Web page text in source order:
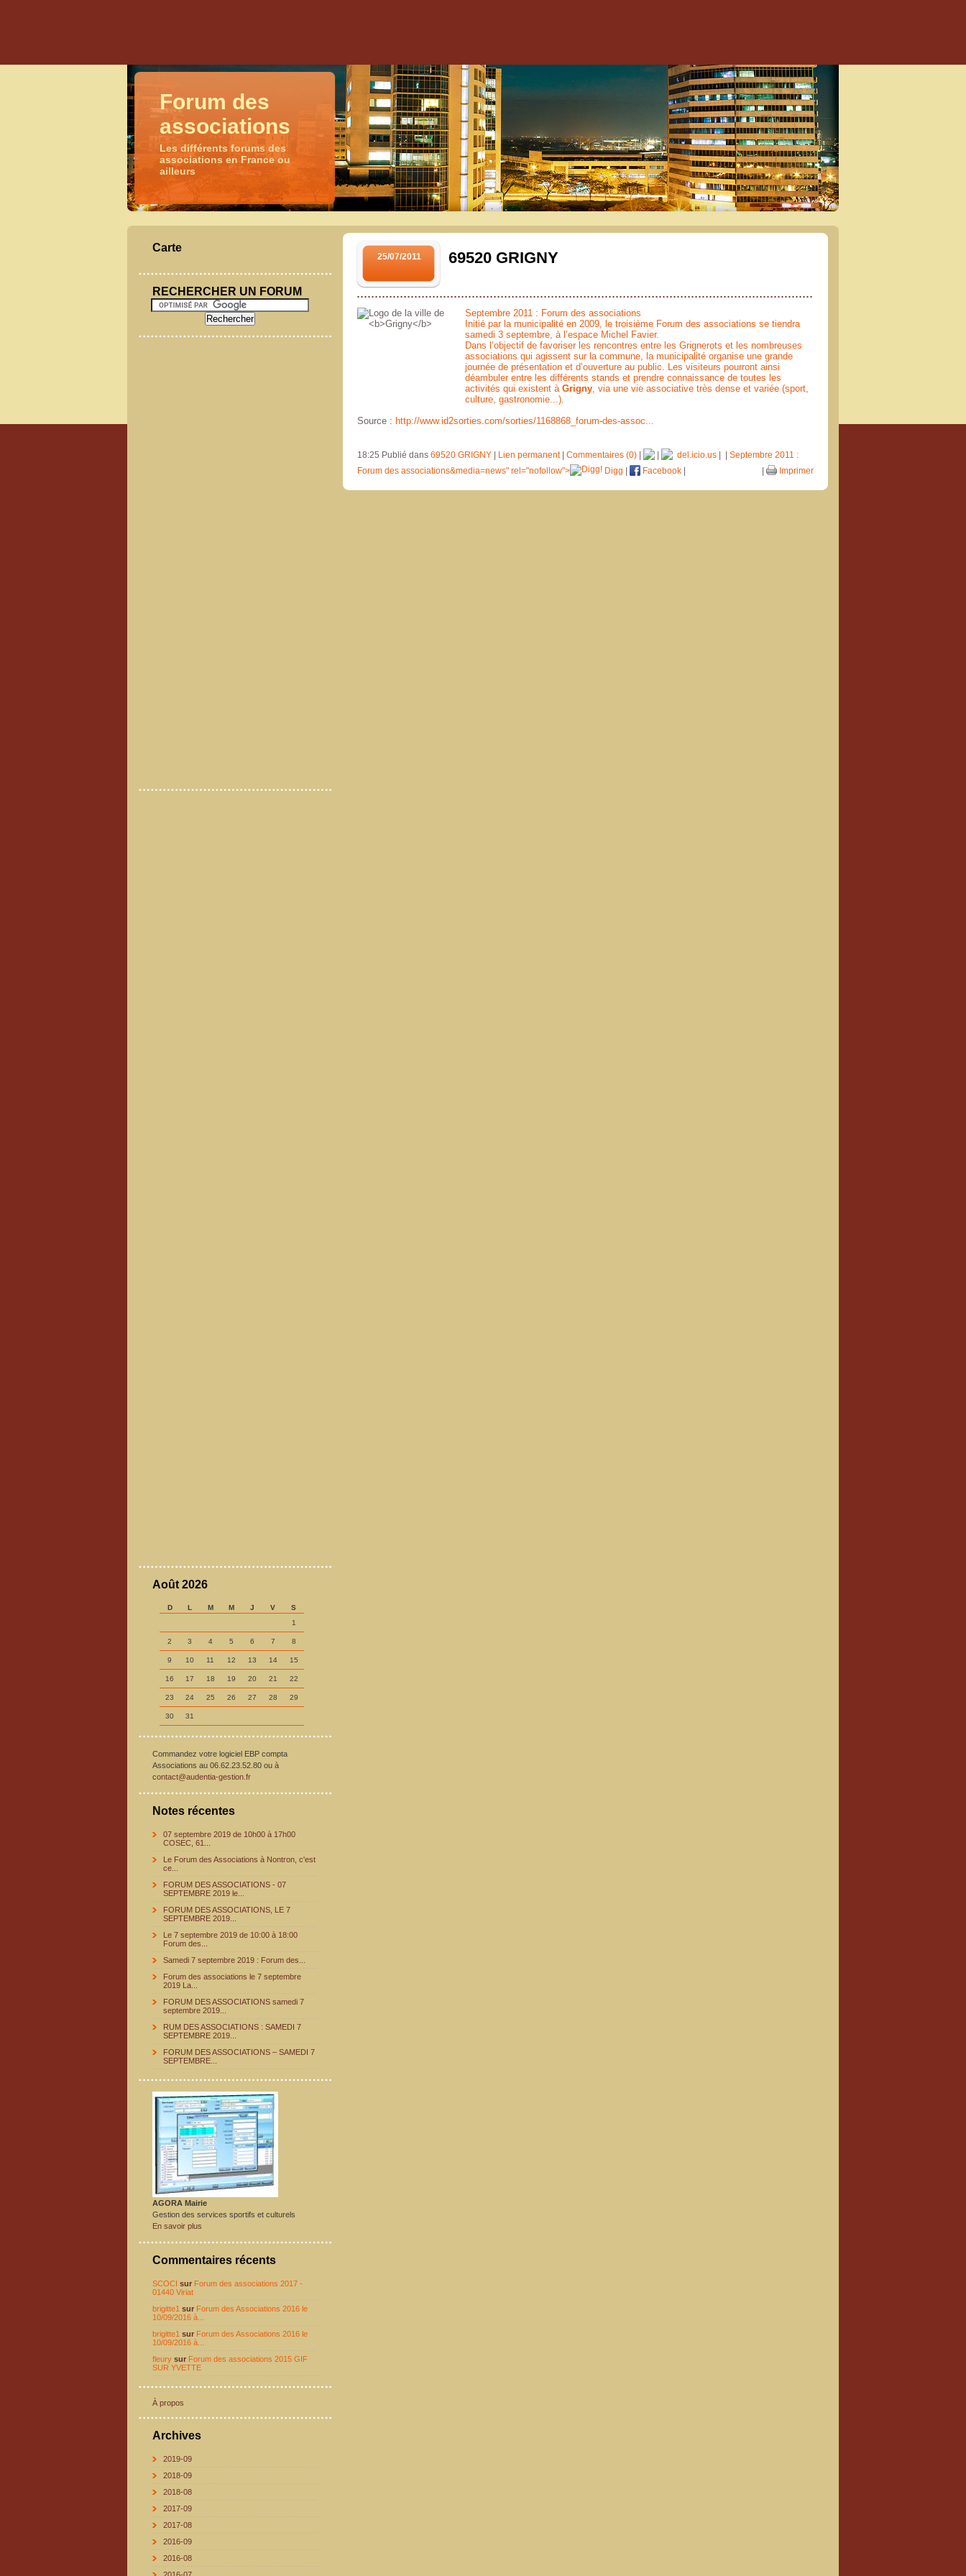
Forum des
associations
Les différents forums des
associations en France ou
ailleurs
Carte
RECHERCHER UN FORUM
Août 2026
D L M M J V
S
1
2 3 4 5 6 7 8
9 10 11 12 13 14 15
16 17 18 19 20 21 22
23 24 25 26 27 28 29
30 31
Commandez votre logiciel EBP compta
Associations au 06.62.23.52.80 ou à
contact@audentia-gestion.fr
Notes récentes
07 septembre 2019 de 10h00 à 17h00
COSEC, 61...
Le Forum des Associations à Nontron, c'est
ce...
FORUM DES ASSOCIATIONS - 07
SEPTEMBRE 2019 le...
FORUM DES ASSOCIATIONS, LE 7
SEPTEMBRE 2019...
Le 7 septembre 2019 de 10:00 à 18:00
Forum des...
Samedi 7 septembre 2019 : Forum des...
Forum des associations le 7 septembre
2019 La...
FORUM DES ASSOCIATIONS samedi 7
septembre 2019...
RUM DES ASSOCIATIONS : SAMEDI 7
SEPTEMBRE 2019...
FORUM DES ASSOCIATIONS – SAMEDI 7
SEPTEMBRE...
AGORA Mairie
Gestion des services sportifs et culturels
En savoir plus
Commentaires récents
SCOCI sur Forum des associations 2017 -
01440 Viriat
brigitte1 sur Forum des Associations 2016 le
10/09/2016 à...
brigitte1 sur Forum des Associations 2016 le
10/09/2016 à...
fleury sur Forum des associations 2015 GIF
SUR YVETTE
À propos
Archives
2019-09
2018-09
2018-08
2017-09
2017-08
2016-09
2016-08
25/07/2011 69520 GRIGNY
Septembre 2011 : Forum des associations
Initié par la municipalité en 2009, le troisième Forum des associations se tiendra
samedi 3 septembre, à l’espace Michel Favier.
Dans l’objectif de favoriser les rencontres entre les Grignerots et les nombreuses
associations qui agissent sur la commune, la municipalité organise une grande
journée de présentation et d’ouverture au public. Les visiteurs pourront ainsi
déambuler entre les différents stands et prendre connaissance de toutes les
activités qui existent à Grigny, via une vie associative très dense et variée (sport,
culture, gastronomie...).
Source : http://www.id2sorties.com/sorties/1168868_forum-des-assoc...
18:25 Publié dans 69520 GRIGNY Lien permanent| Commentaires (0) del.icio.us
Septembre 2011 :
Forum des associations&media=news" rel="nofollow">
Digg Facebook Imprimer